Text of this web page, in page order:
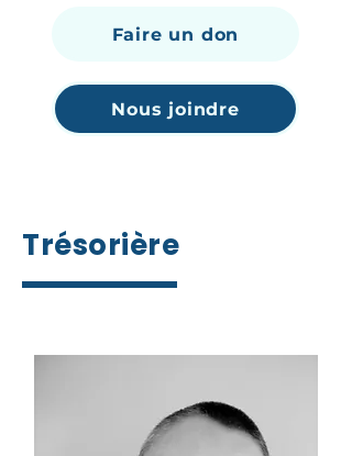
Nous joindre
Faire un don
Trésorière